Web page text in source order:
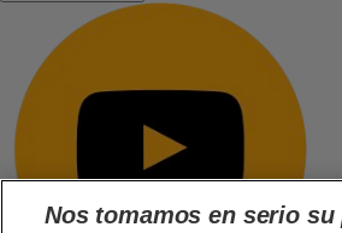
Nos tomamos en serio su